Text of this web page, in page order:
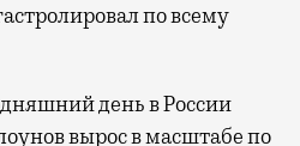
по всему
день в России
вырос в масштабе по